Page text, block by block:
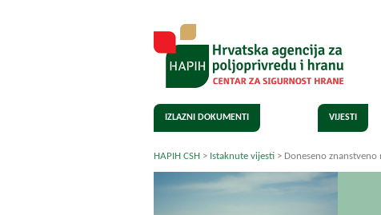
IZLAZNI DOKUMENTI VIJESTI
HAPIH CSH > Istaknute vijesti > Doneseno